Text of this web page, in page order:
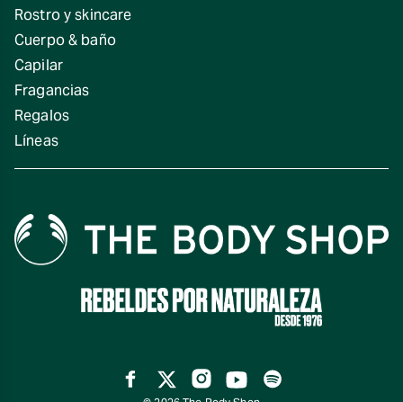
Rostro y skincare
Cuerpo & baño
Capilar
Fragancias
Regalos
Líneas
Facebook
TwitterInstagram
YouTube